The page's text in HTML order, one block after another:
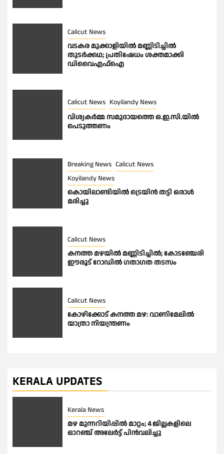
Calicut News
വടകര മുക്കാളിയിൽ മണ്ണിടിച്ചിൽ
തുടർക്കഥ; പ്രതിഷേധം ശക്തമാക്കി
ഡിവൈഎഫ്ഐ
Calicut News Koyilandy News
വിശ്വകർമ്മ സമുദായത്തെ ഒ.ഇ.സി.യിൽ
പെടുത്തണം
Breaking News Calicut News
Koyilandy News
കൊയിലാണ്ടിയിൽ ട്രെയിൻ തട്ടി ഒരാൾ
മരിച്ചു
Calicut News
കനത്ത മഴയിൽ മണ്ണിടിച്ചിൽ; കോടഞ്ചേരി
ഈരൂട് റോഡിൽ ഗതാഗത തടസം
Calicut News
കോഴിക്കോട് കനത്ത മഴ: വാണിമേലിൽ
യാത്രാ നിയന്ത്രണം
KERALA UPDATES
Kerala News
മഴ മുന്നറിയിപ്പില്‍ മാറ്റം; 4 ജില്ലകളിലെ
ഓറഞ്ച് അലേര്‍ട്ട് പിന്‍വലിച്ചു